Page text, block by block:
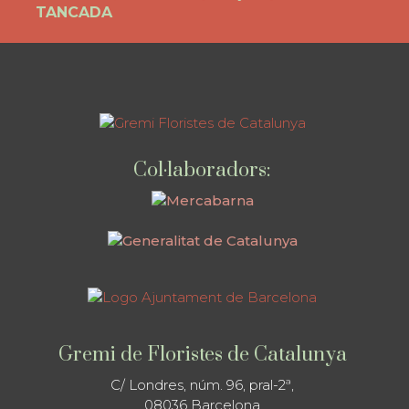
post:
TANCADA
Col·laboradors:
Gremi de Floristes de Catalunya
C/ Londres, núm. 96, pral-2ª,
08036 Barcelona